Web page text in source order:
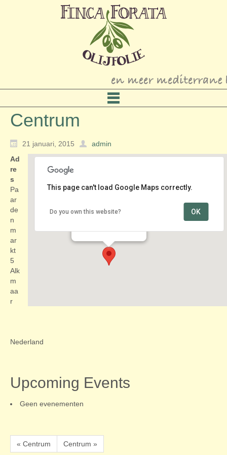
Centrum
21 januari, 2015 admin
Centrum
This page can't load Google Maps correctly.
Do you own this website? OK
Ad
re
s
Pa
ar
de
n
m
ar
kt
5
Alk
m
aa
r
Nederland
Upcoming Events
Geen evenementen
« Centrum Centrum »